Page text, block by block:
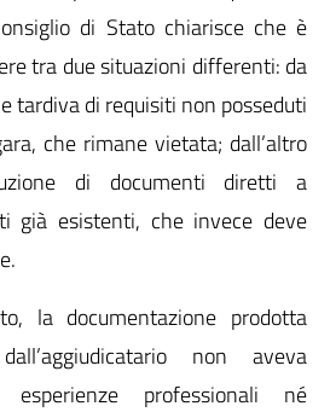
di Stato chiarisce che è
tra due situazioni differenti: da
tardiva di requisiti non posseduti
che rimane vietata; dall’altro
di documenti diretti a
già esistenti, che invece deve
la documentazione prodotta
non aveva
professionali né